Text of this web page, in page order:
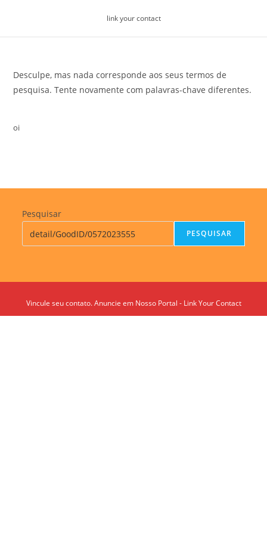
link your contact
Desculpe, mas nada corresponde aos seus termos de
pesquisa. Tente novamente com palavras-chave diferentes.
oi
Pesquisar
PESQUISAR
Vincule seu contato. Anuncie em Nosso Portal - Link Your Contact